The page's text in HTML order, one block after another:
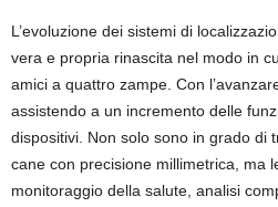
L’evoluzione dei sistemi di
vera e propria rinascita nel modo in
amici a quattro zampe. Con
assistendo a un incremento delle
dispositivi. Non solo sono in grado di
cane con precisione millimetrica, ma
monitoraggio della salute, analisi